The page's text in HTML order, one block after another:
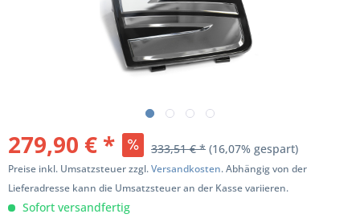
279,90 € * 333,51 € * (16,07% gespart)
Preise inkl. Umsatzsteuer zzgl.Versandkosten. Abhängig von der
Lieferadresse kann die Umsatzsteuer an der Kasse variieren.
Sofort versandfertig